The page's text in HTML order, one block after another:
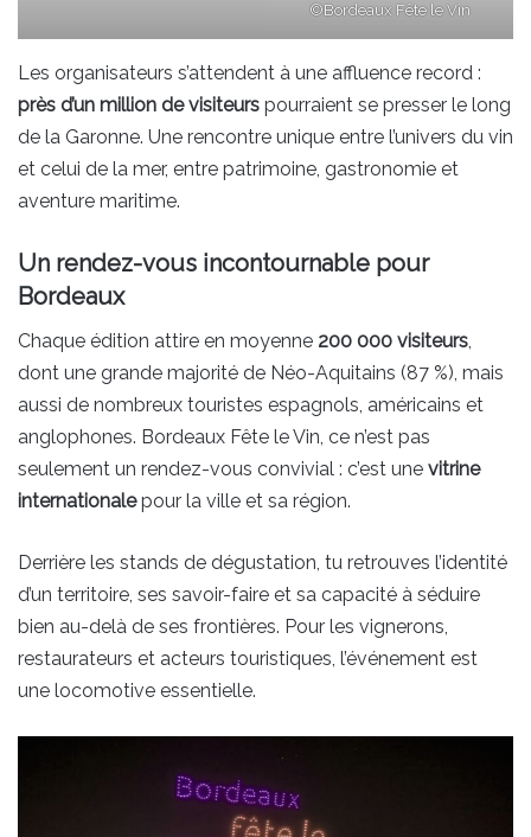
©Bordeaux Fête le Vin
Les organisateurs s’attendent à une affluence record :
près d’un million de visiteurs pourraient se presser le long
de la Garonne. Une rencontre unique entre l’univers du vin
et celui de la mer, entre patrimoine, gastronomie et
aventure maritime.
Un rendez-vous incontournable pour
Bordeaux
Chaque édition attire en moyenne 200 000 visiteurs,
dont une grande majorité de Néo-Aquitains (87 %), mais
aussi de nombreux touristes espagnols, américains et
anglophones. Bordeaux Fête le Vin, ce n’est pas
seulement un rendez-vous convivial : c’est une vitrine
internationalepour la ville et sa région.
Derrière les stands de dégustation, tu retrouves l’identité
d’un territoire, ses savoir-faire et sa capacité à séduire
bien au-delà de ses frontières. Pour les vignerons,
restaurateurs et acteurs touristiques, l’événement est
une locomotive essentielle.